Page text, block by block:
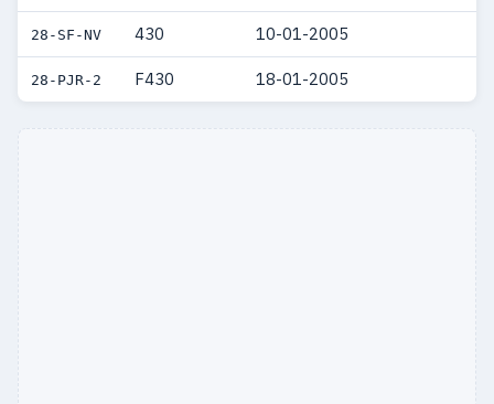
28-SF-NV 430 10-01-2005
28-PJR-2 F430 18-01-2005